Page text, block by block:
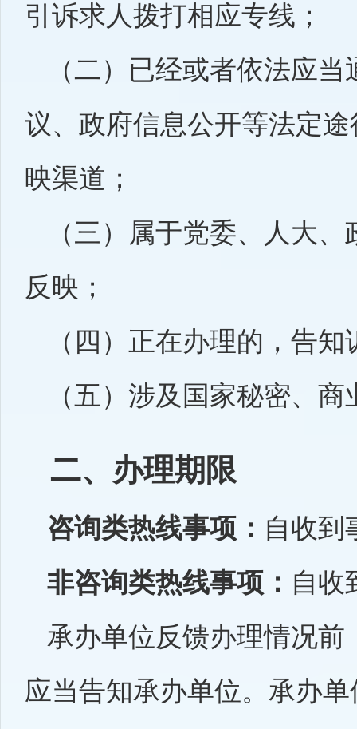
引诉求人拨打相应专线；
（二）已经或者依法应
议、政府信息公开等法定
映渠道；
（三）属于党委、人大
反映；
（四）正在办理的，告
（五）涉及国家秘密、
二、办理期限
咨询类热线事项： 自收到
非咨询类热线事项： 自收
承办单位反馈办理情况
应当告知承办单位。承办